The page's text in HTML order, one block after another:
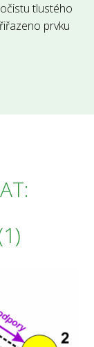
tlustého
prvku